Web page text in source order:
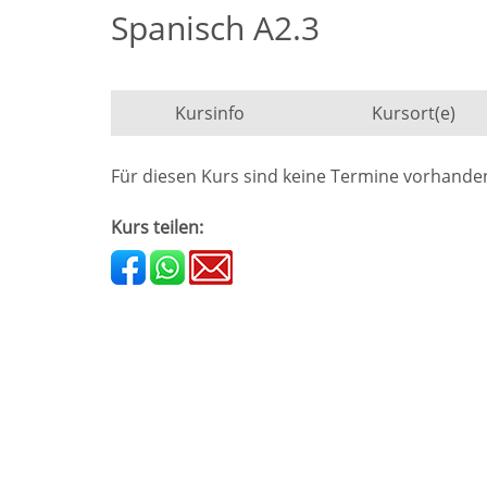
Spanisch A2.3
Kursinfo Kursort(e)
Für diesen Kurs sind keine Termine
Kurs teilen: